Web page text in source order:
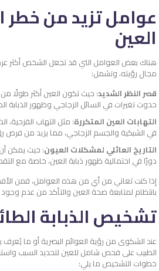
عوامل تزيد من خطر
العين
هناك بعض العوامل التي قد تجعل الشخص أكثر
مجال رؤيته، وتشمل:
قصر النظر الشديد: حيث تكون العين أكثر طولًا من
حدوث تغيرات في السائل الزجاجي وظهور الذبابة
التهابات العين المتكررة: مثل التهاب القزحية،
في الشبكية والجسم الزجاجي، مما يزيد من فرص
التاريخ العائلي لمشكلات العيون: حيث يمكن أن
دورًا في احتمالية ظهور ذبابة العين، خاصة مع
إذا كنت تعاني من أي من هذه العوامل، فمن
بانتظام لمتابعة صحة العين والتأكد من عدم
تشخيص الذبابة
عند الشكوى من رؤية العوائم البصرية أو ما يُعرف بـ
الطبيب على فحص شامل للعين لتحديد السبب
خطوات التشخيص ما يلي: